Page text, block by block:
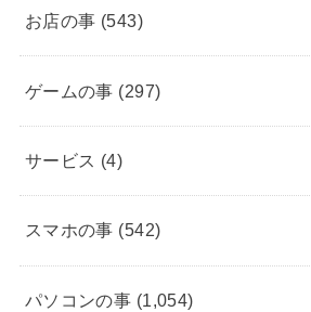
お店の事 (543)
ゲームの事 (297)
サービス (4)
スマホの事 (542)
パソコンの事 (1,054)